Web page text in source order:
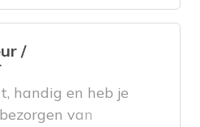
/
handig en heb je
van